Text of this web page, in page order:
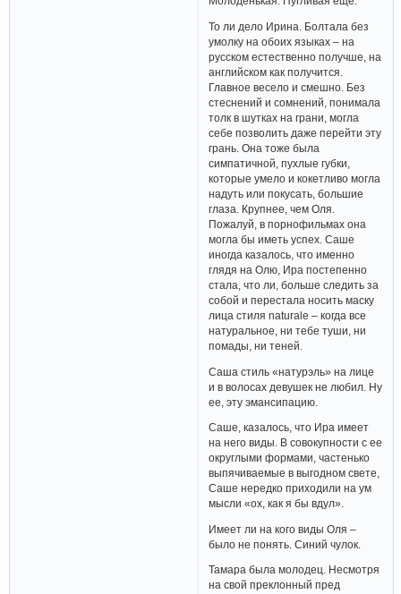
То ли дело Ирина. Болтала без
умолку на обоих языках – на
русском естественно получше, на
английском как получится.
Главное весело и смешно. Без
стеснений и сомнений, понимала
толк в шутках на грани, могла
себе позволить даже перейти эту
грань. Она тоже была
симпатичной, пухлые губки,
которые умело и кокетливо могла
надуть или покусать, большие
глаза. Крупнее, чем Оля.
Пожалуй, в порнофильмах она
могла бы иметь успех. Саше
иногда казалось, что именно
глядя на Олю, Ира постепенно
стала, что ли, больше следить за
собой и перестала носить маску
лица стиля naturale – когда все
натуральное, ни тебе туши, ни
помады, ни теней.
Саша стиль «натурэль» на лице
и в волосах девушек не любил. Ну
ее, эту эмансипацию.
Саше, казалось, что Ира имеет
на него виды. В совокупности с ее
округлыми формами, частенько
выпячиваемые в выгодном свете,
Саше нередко приходили на ум
мысли «ох, как я бы вдул».
Имеет ли на кого виды Оля –
было не понять. Синий чулок.
Тамара была молодец. Несмотря
на свой преклонный пред